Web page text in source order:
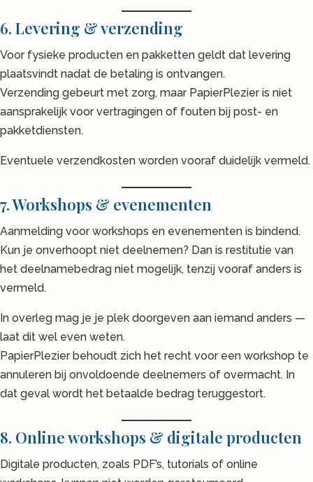
6. Levering & verzending
Voor fysieke producten en pakketten geldt dat levering
plaatsvindt nadat de betaling is ontvangen.
Verzending gebeurt met zorg, maar PapierPlezier is niet
aansprakelijk voor vertragingen of fouten bij post- en
pakketdiensten.
Eventuele verzendkosten worden vooraf duidelijk vermeld.
7. Workshops & evenementen
Aanmelding voor workshops en evenementen is bindend.
Kun je onverhoopt niet deelnemen? Dan is restitutie van
het deelnamebedrag niet mogelijk, tenzij vooraf anders is
vermeld.
In overleg mag je je plek doorgeven aan iemand anders —
laat dit wel even weten.
PapierPlezier behoudt zich het recht voor een workshop te
annuleren bij onvoldoende deelnemers of overmacht. In
dat geval wordt het betaalde bedrag teruggestort.
8. Online workshops & digitale producten
Digitale producten, zoals PDF’s, tutorials of online